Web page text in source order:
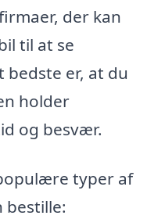
der kan
til at se
er, at du
holder
og besvær.
typer af
bestille: